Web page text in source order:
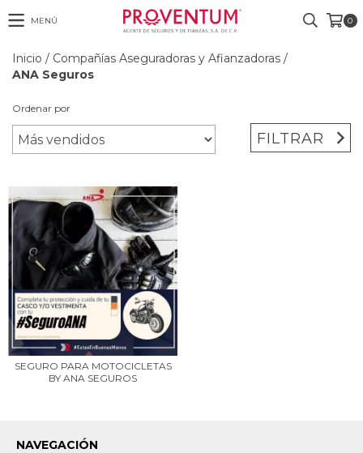
MENÚ 0
Inicio / Compañías Aseguradoras y Afianzadoras /
ANA Seguros
Ordenar por
FILTRAR
SEGURO PARA MOTOCICLETAS
BY ANA SEGUROS
NAVEGACIÓN